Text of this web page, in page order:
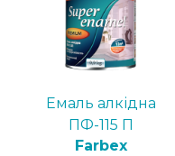
Емаль алкідна
ПФ-115 П
Farbex